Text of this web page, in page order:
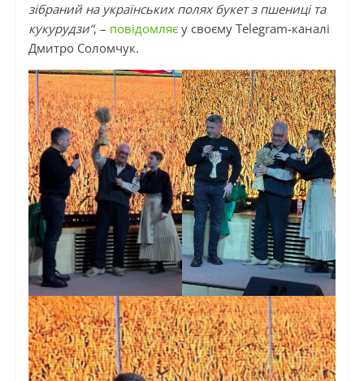
зібраний на українських полях букет з пшениці та
кукурудзи“, – повідомляєу своєму Telegram-каналі
Дмитро Соломчук.